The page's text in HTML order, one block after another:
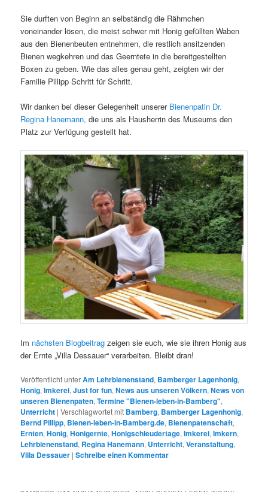
Sie durften von Beginn an selbständig die Rähmchen
voneinander lösen, die meist schwer mit Honig gefüllten Waben
aus den Bienenbeuten entnehmen, die restlich ansitzenden
Bienen wegkehren und das Geerntete in die bereitgestellten
Boxen zu geben. Wie das alles genau geht, zeigten wir der
Familie Pillipp Schritt für Schritt.
Wir danken bei dieser Gelegenheit unserer Bienenpatin Dr.
Regina Hanemann, die uns als Hausherrin des Museums den
Platz zur Verfügung gestellt hat.
Im nächsten Blogbeitragzeigen sie euch, wie sie ihren Honig aus
der Ernte „Villa Dessauer“ verarbeiten. Bleibt dran!
Veröffentlicht unterAm Lehrbienenstand, Bamberger Lagenhonig,
Honig,Imkerei,Just for fun,News aus unseren Völkern,News von
unseren Bienenpaten,Termine "Bienen-leben-in-Bamberg",
Unterricht |Verschlagwortet mit Bamberg, Bamberger Lagenhonig,
Bernd Pillipp, Bienen-leben-in-Bamberg.de, Bienenpatenschaft,
Ernten,Honig,Honigernte,Honigschleudertage,Imkerei,Imkern,
Lehrbienenstand, Regina Hanemann, Unterricht,Veranstaltung,
Villa Dessauer |Schreibe einen Kommentar